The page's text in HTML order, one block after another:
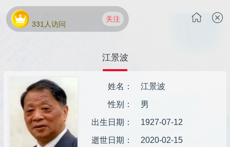
同济大学的“牧马人” 原校
331人访问
关注
江景波
姓名： 江景波
性别： 男
出生日期： 1927-07-12
逝世日期： 2020-02-15